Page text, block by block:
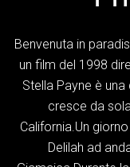
Benvenuta in
un film del 1998
Stella Payne è
cresce da
California.Un
Delilah ad